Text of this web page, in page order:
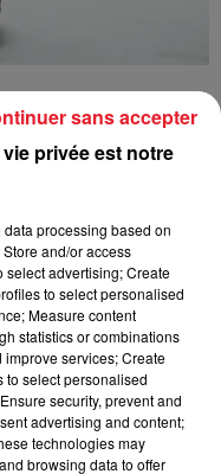
- DANS LE DOS
privée est notre
processing based on
and/or access
select advertising; Create
to select personalised
Measure content
statistics or combinations
services; Create
to select personalised
security, prevent and
advertising and content;
technologies may
browsing data to offer
sans accepter